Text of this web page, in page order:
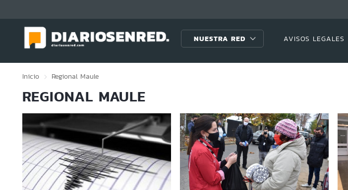
NUESTRA RED AVISOS LEGALES
Inicio Regional Maule
REGIONAL MAULE